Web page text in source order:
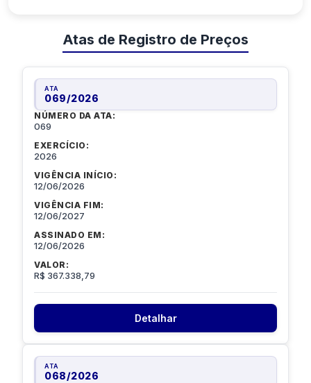
Atas de Registro de Preços
ATA
069/2026
NÚMERO DA ATA:
069
EXERCÍCIO:
2026
VIGÊNCIA INÍCIO:
12/06/2026
VIGÊNCIA FIM:
12/06/2027
ASSINADO EM:
12/06/2026
VALOR:
R$ 367.338,79
Detalhar
ATA
068/2026